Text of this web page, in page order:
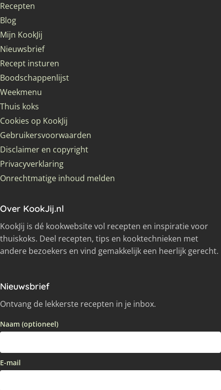
Recepten
Blog
Mijn KookJij
Nieuwsbrief
Recept insturen
Boodschappenlijst
Weekmenu
Thuis koks
Cookies op KookJij
Gebruikersvoorwaarden
Disclaimer en copyright
Privacyverklaring
Onrechtmatige inhoud melden
Over KookJij.nl
KookJij is dé kookwebsite vol recepten en inspiratie voor
thuiskoks. Deel recepten, tips en kooktechnieken met
andere bezoekers en vind gemakkelijk een heerlijk gerecht.
Nieuwsbrief
Ontvang de lekkerste recepten in je inbox.
Naam (optioneel)
E-mail